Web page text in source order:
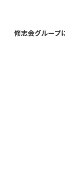
修志会グループ